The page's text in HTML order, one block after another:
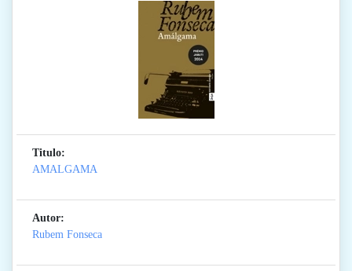
Titulo:
AMALGAMA
Autor:
Rubem Fonseca